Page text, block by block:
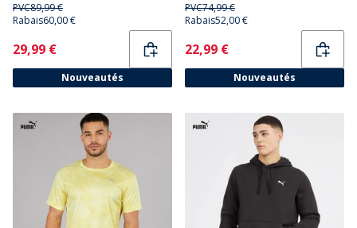
PVC89,99 €
Rabais60,00 €
Current
29,99 €
Nouveautés
PVC74,99 €
Rabais52,00 €
Current
22,99 €
Nouveautés